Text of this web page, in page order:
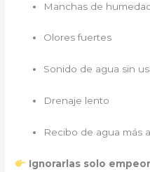
Manchas de
Olores fuertes
Sonido de agua sin
Drenaje lento
Recibo de agua más
Ignorarlas solo